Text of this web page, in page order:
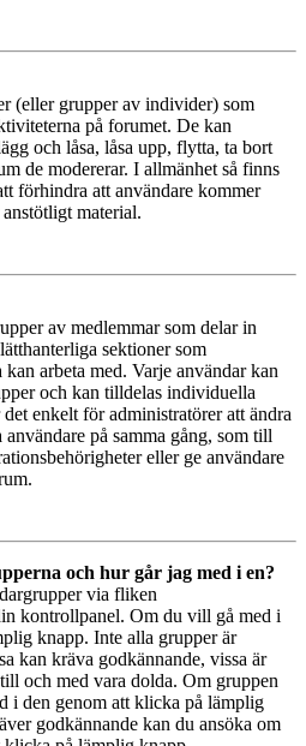
(eller grupper av individer) som
på forumet. De kan
och låsa, låsa upp, flytta, ta bort
de modererar. I allmänhet så finns
förhindra att användare kommer
material.
av medlemmar som delar in
sektioner som
arbeta med. Varje användar kan
och kan tilldelas individuella
enkelt för administratörer att ändra
på samma gång, som till
eller ge användare
och hur går jag med i en?
via fliken
kontrollpanel. Om du vill gå med i
knapp. Inte alla grupper är
kan kräva godkännande, vissa är
och med vara dolda. Om gruppen
i den genom att klicka på lämplig
godkännande kan du ansöka om